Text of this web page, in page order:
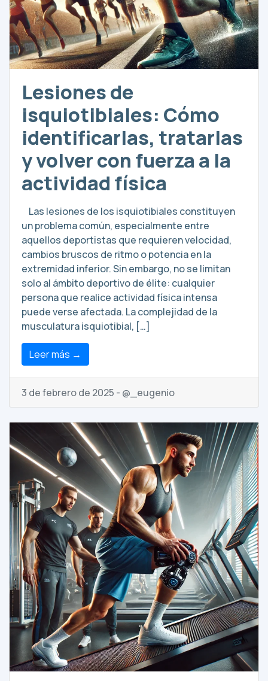
Lesiones de
isquiotibiales: Cómo
identificarlas, tratarlas
y volver con fuerza a la
actividad física
Las lesiones de los isquiotibiales constituyen
un problema común, especialmente entre
aquellos deportistas que requieren velocidad,
cambios bruscos de ritmo o potencia en la
extremidad inferior. Sin embargo, no se limitan
solo al ámbito deportivo de élite: cualquier
persona que realice actividad física intensa
puede verse afectada. La complejidad de la
musculatura isquiotibial, […]
Leer más →
3 de febrero de 2025 - @_eugenio